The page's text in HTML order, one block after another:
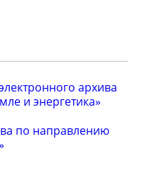
архива
и энергетика»
по направлению